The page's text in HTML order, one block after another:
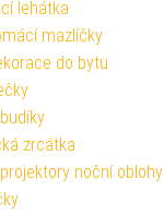
lehátka
mazlíčky
do bytu
zrcátka
noční oblohy